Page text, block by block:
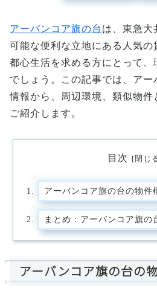
アーバンコア旗の台は、東急大
可能な便利な立地にある人気の
都心生活を求める方にとって、
でしょう。この記事では、ア
情報から、周辺環境、類似物件
ご紹介します。
目次
アーバンコア旗の台の物件
まとめ：アーバンコア旗の
アーバンコア旗の台の